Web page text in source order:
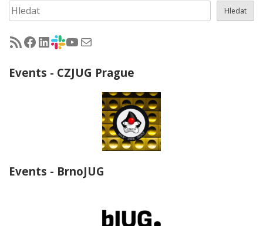
Hledat Hledat
RSS - články na jug.cz
Facebook skupina Czech Java User Group
LinkedIn skupina Czech Java User Group
CZJUG Slack fórum
CZJUG YouTube kanálCZJUG email
Events - CZJUG Prague
Events - BrnoJUG